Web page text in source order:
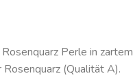
Perle in zartem
(Qualität A).